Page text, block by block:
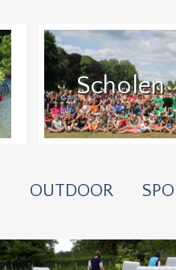
Scholen
OUTDOOR